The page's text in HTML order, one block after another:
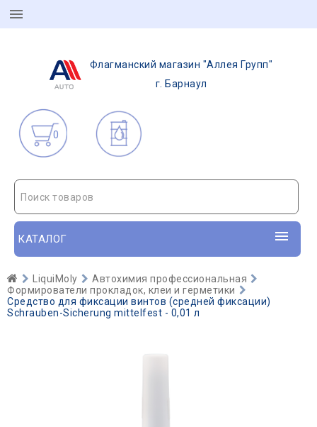
Флагманский магазин "Аллея Групп"
г. Барнаул
0
Поиск товаров
КАТАЛОГ
LiquiMoly
Автохимия профессиональная
Формирователи прокладок, клеи и герметики
Средство для фиксации винтов (средней фиксации)
Schrauben-Sicherung mittelfest - 0,01 л